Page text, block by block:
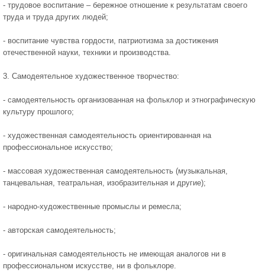
- трудовое воспитание – бережное отношение к результатам своего
труда и труда других людей;
- воспитание чувства гордости, патриотизма за достижения
отечественной науки, техники и производства.
3. Самодеятельное художественное творчество:
- самодеятельность организованная на фольклор и этнографическую
культуру прошлого;
- художественная самодеятельность ориентированная на
профессиональное искусство;
- массовая художественная самодеятельность (музыкальная,
танцевальная, театральная, изобразительная и другие);
- народно-художественные промыслы и ремесла;
- авторская самодеятельность;
- оригинальная самодеятельность не имеющая аналогов ни в
профессиональном искусстве, ни в фольклоре.